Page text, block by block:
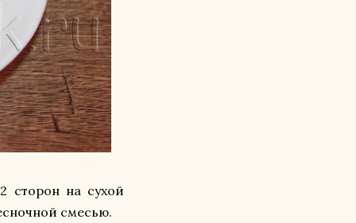
сторон на сухой
смесью.